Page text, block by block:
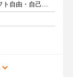
週1日以上 1日4時間以上 シフト自由・自己申告